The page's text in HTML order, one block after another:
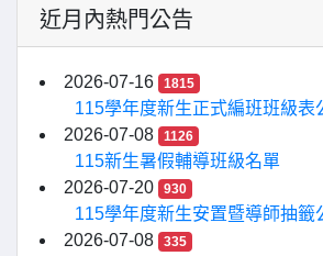
近月內熱門公告
2026-07-16 1815
115學年度新生正式編班班級表
2026-07-08
1126
115新生暑假輔導班級名單
2026-07-20
930
115學年度新生安置暨導師抽籤
2026-07-08
335